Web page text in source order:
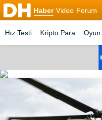
Haber Video Forum
Hız Testi Kripto Para Oyun